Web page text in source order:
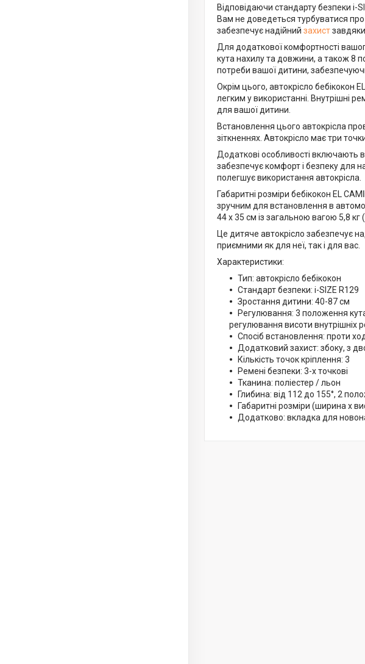
Відповідаючи стандарту безпеки i-
Вам не доведеться турбуватися про
забезпечує надійний захист
Для додаткової комфортності
кута нахилу та довжини, а також 8
потреби вашої дитини,
Окрім цього, автокрісло бебікокон
легким у використанні. Внутрішні
для вашої дитини.
Встановлення цього автокрісла
зіткненнях. Автокрісло має три
Додаткові особливості включають
забезпечує комфорт і безпеку для
полегшує використання автокрісла.
Габаритні розміри бебікокон EL
зручним для встановлення в
44 х 35 см із загальною вагою 5,8 кг
Це дитяче автокрісло забезпечує
приємними як для неї, так і для вас.
Характеристики:
Тип: автокрісло бебікокон
Стандарт безпеки: i-SIZE R129
Зростання дитини: 40-87 см
Регулювання: 3 положення
регулювання висоти внутрішніх
Спосіб встановлення: проти
Додатковий захист: збоку, з
Кількість точок кріплення: 3
Ремені безпеки: 3-х точкові
Тканина: поліестер / льон
Глибина: від 112 до 155°, 2
Габаритні розміри (ширина х
Додатково: вкладка для